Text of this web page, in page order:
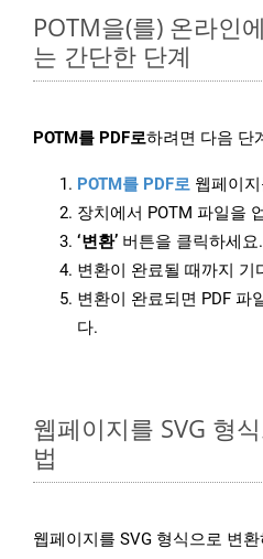
POTM을(를) 온라인
는 간단한 단계
POTM를 PDF로하려면 다음 단
POTM를 PDF로 웹페이
장치에서 POTM 파일을
‘변환’ 버튼을 클릭하세요.
변환이 완료될 때까지 기
변환이 완료되면 PDF 파
다.
웹페이지를 SVG 형
법
웹페이지를 SVG 형식으로 변